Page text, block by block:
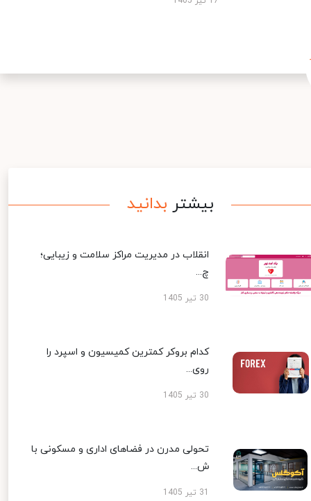
بیشتر بدانید
انقلاب در مدیریت مراکز سلامت و زیبایی؛
چ...
30 تیر 1405
کدام بروکر کمترین کمیسیون و اسپرد را
روی...
30 تیر 1405
تحولی مدرن در فضاهای اداری و مسکونی با
ش...